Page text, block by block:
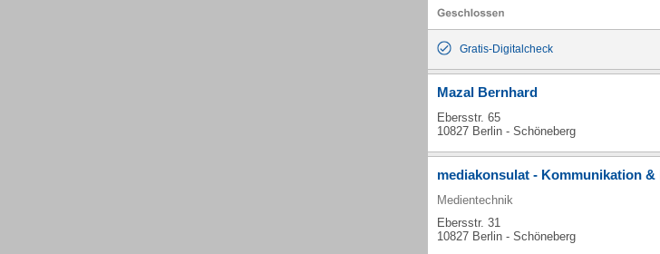
Gratis-Digitalcheck
Mazal Bernhard
Ebersstr. 65
10827 Berlin - Schöneberg
mediakonsulat - Kommunikation &
Medientechnik
Ebersstr. 31
10827 Berlin - Schöneberg